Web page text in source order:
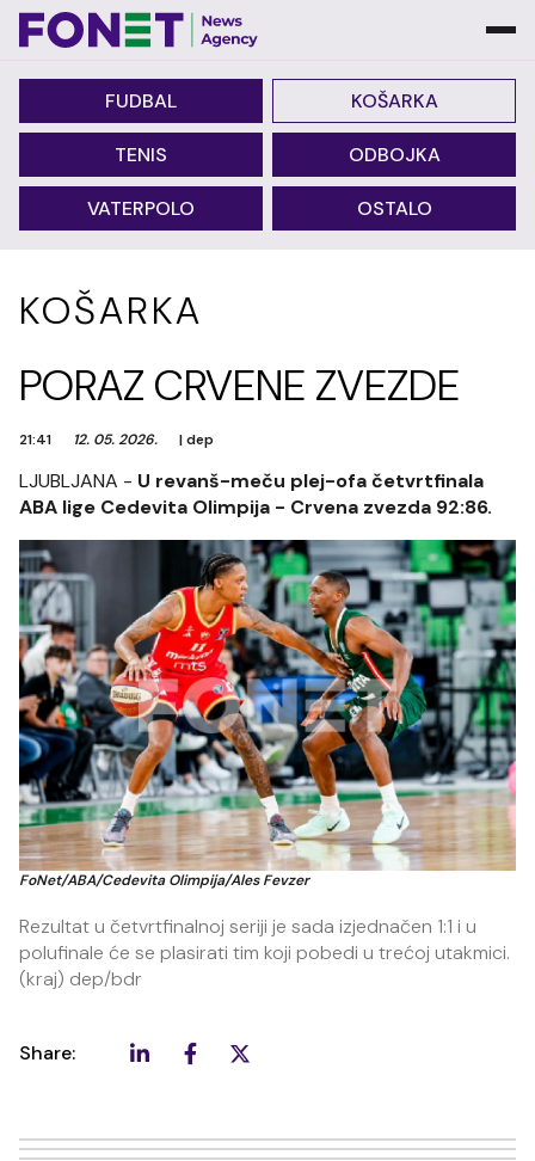
FUDBAL KOŠARKA
TENIS ODBOJKA
VATERPOLO OSTALO
KOŠARKA
PORAZ CRVENE ZVEZDE
21:41 12. 05. 2026. |dep
LJUBLJANA - U revanš-meču plej-ofa četvrtfinala
ABA lige Cedevita Olimpija - Crvena zvezda 92:86.
FoNet/ABA/Cedevita Olimpija/Ales Fevzer
Rezultat u četvrtfinalnoj seriji je sada izjednačen 1:1 i u
polufinale će se plasirati tim koji pobedi u trećoj utakmici.
(kraj) dep/bdr
Share: